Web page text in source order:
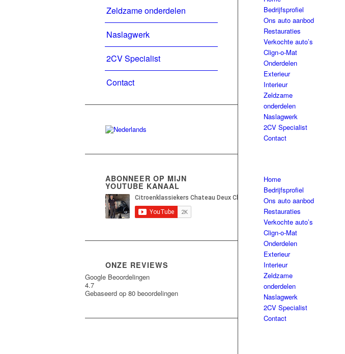
Zeldzame onderdelen
Naslagwerk
2CV Specialist
Contact
ABONNEER OP MIJN
YOUTUBE KANAAL
ONZE REVIEWS
Google Beoordelingen
4.7
Gebaseerd op 80 beoordelingen
Bedrijfsprofiel
Ons auto aanbod
Restauraties
Verkochte auto’s
Clign-o-Mat
Onderdelen
Exterieur
Interieur
Zeldzame
onderdelen
Naslagwerk
2CV Specialist
Contact
Home
Bedrijfsprofiel
Ons auto aanbod
Restauraties
Verkochte auto’s
Clign-o-Mat
Onderdelen
Exterieur
Interieur
Zeldzame
onderdelen
Naslagwerk
2CV Specialist
Contact